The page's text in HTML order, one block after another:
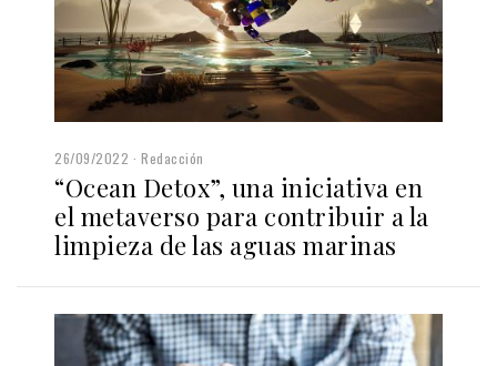
26/09/2022 Redacción
“Ocean Detox”, una iniciativa en
el metaverso para contribuir a la
limpieza de las aguas marinas